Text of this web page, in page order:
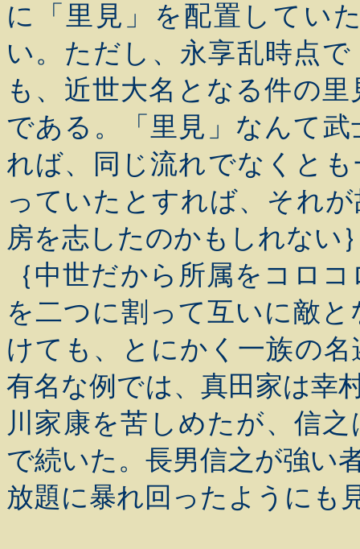
に「里見」を配置してい
い。ただし、永享乱時点
も、近世大名となる件の
である。「里見」なんて
れば、同じ流れでなくと
っていたとすれば、それ
房を志したのかもしれない
｛中世だから所属をコロ
を二つに割って互いに敵
けても、とにかく一族の
有名な例では、真田家は幸
川家康を苦しめたが、信
で続いた。長男信之が強い
放題に暴れ回ったようにも